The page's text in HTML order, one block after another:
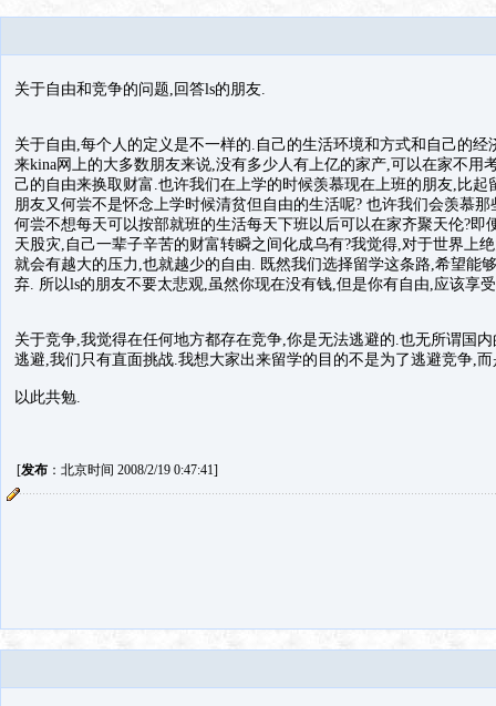
关于自由和竞争的问题,回答ls的朋友.
关于自由,每个人的定义是不一样的.自己的生活环境和方式和自己的
来kina网上的大多数朋友来说,没有多少人有上亿的家产,可以在家不用
己的自由来换取财富.也许我们在上学的时候羡慕现在上班的朋友,比
朋友又何尝不是怀念上学时候清贫但自由的生活呢? 也许我们会羡慕
何尝不想每天可以按部就班的生活每天下班以后可以在家齐聚天伦?
天股灾,自己一辈子辛苦的财富转瞬之间化成乌有?我觉得,对于世界上
就会有越大的压力,也就越少的自由. 既然我们选择留学这条路,希望能
弃. 所以ls的朋友不要太悲观,虽然你现在没有钱,但是你有自由,应该享
关于竞争,我觉得在任何地方都存在竞争,你是无法逃避的.也无所谓国
逃避,我们只有直面挑战.我想大家出来留学的目的不是为了逃避竞争,
以此共勉.
[发布：北京时间 2008/2/19 0:47:41]